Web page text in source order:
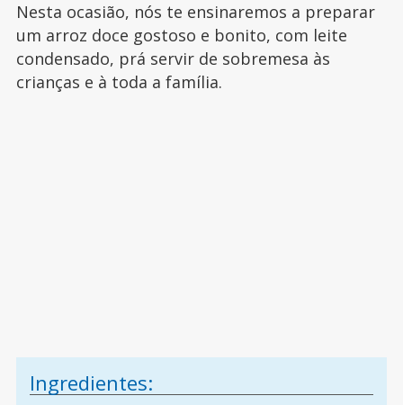
Nesta ocasião, nós te ensinaremos a preparar
um arroz doce gostoso e bonito, com leite
condensado, prá servir de sobremesa às
crianças e à toda a família.
Ingredientes: